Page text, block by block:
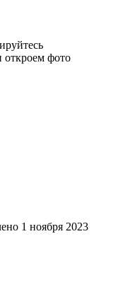
откроем фото
1 ноября 2023